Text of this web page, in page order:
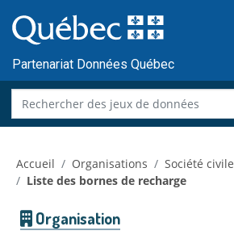
au
contenu
Partenariat Données Québec
Accueil Organisations Société civile
Liste des bornes de recharge
Organisation